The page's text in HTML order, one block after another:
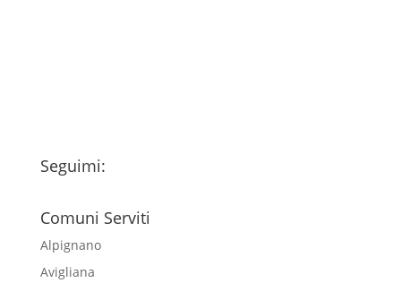
Seguimi:
Comuni Serviti
Alpignano
Avigliana